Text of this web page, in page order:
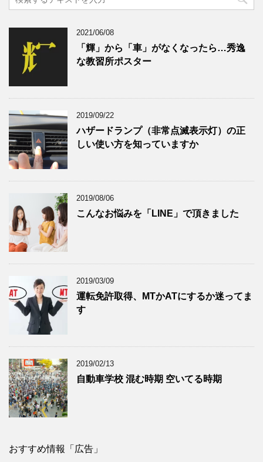
2021/06/08
「輝」から「車」がなくなったら…秀逸
な教習所ポスター
2019/09/22
ハザードランプ（非常点滅表示灯）の正
しい使い方を知っていますか
2019/08/06
こんなお悩みを「LINE」で頂きました
2019/03/09
運転免許取得、MTかATにするか迷ってま
す
2019/02/13
自動車学校 混む時期 空いてる時期
おすすめ情報「広告」